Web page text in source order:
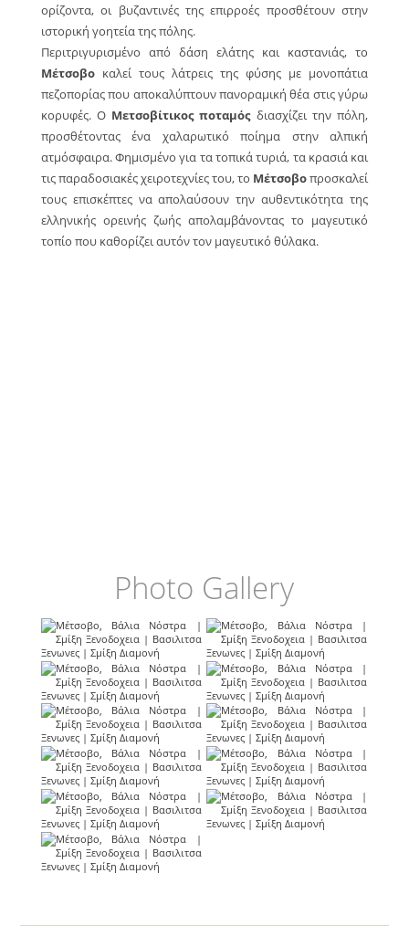
ορίζοντα, οι βυζαντινές της επιρροές προσθέτουν στην
ιστορική γοητεία της πόλης.
Περιτριγυρισμένο από δάση ελάτης και καστανιάς, το
Μέτσοβοκαλεί τους λάτρεις της φύσης με μονοπάτια
πεζοπορίας που αποκαλύπτουν πανοραμική θέα στις γύρω
κορυφές. Ο Μετσοβίτικος ποταμόςδιασχίζει την πόλη,
προσθέτοντας ένα χαλαρωτικό ποίημα στην αλπική
ατμόσφαιρα. Φημισμένο για τα τοπικά τυριά, τα κρασιά και
τις παραδοσιακές χειροτεχνίες του, το Μέτσοβοπροσκαλεί
τους επισκέπτες να απολαύσουν την αυθεντικότητα της
ελληνικής ορεινής ζωής απολαμβάνοντας το μαγευτικό
τοπίο που καθορίζει αυτόν τον μαγευτικό θύλακα.
Photo Gallery